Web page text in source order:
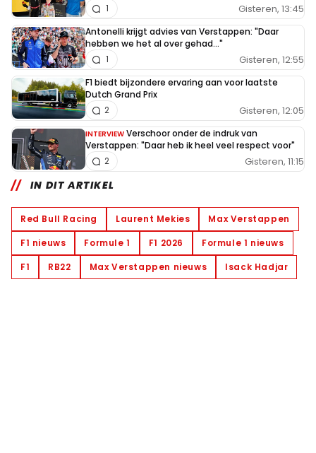
Gisteren, 13:45
1
Antonelli krijgt advies van Verstappen: "Daar
hebben we het al over gehad..."
Gisteren, 12:55
1
F1 biedt bijzondere ervaring aan voor laatste
Dutch Grand Prix
Gisteren, 12:05
2
INTERVIEW Verschoor onder de indruk van
Verstappen: "Daar heb ik heel veel respect voor"
Gisteren, 11:15
2
IN DIT ARTIKEL
Red Bull Racing Laurent Mekies
Max Verstappen
F1 nieuws
Formule 1 F1 2026
Formule 1 nieuws
F1
RB22 Max Verstappen nieuws Isack Hadjar